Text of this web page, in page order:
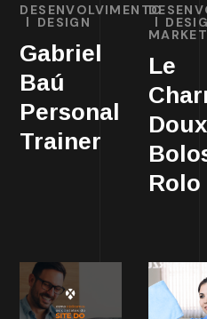
DESENVOLVIMENTO
DESIGN
Gabriel
Baú
Personal
Trainer
Le
Rolo